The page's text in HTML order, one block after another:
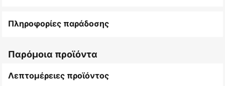
Πληροφορίες παράδοσης
Παρόμοια προϊόντα
Λεπτομέρειες προϊόντος